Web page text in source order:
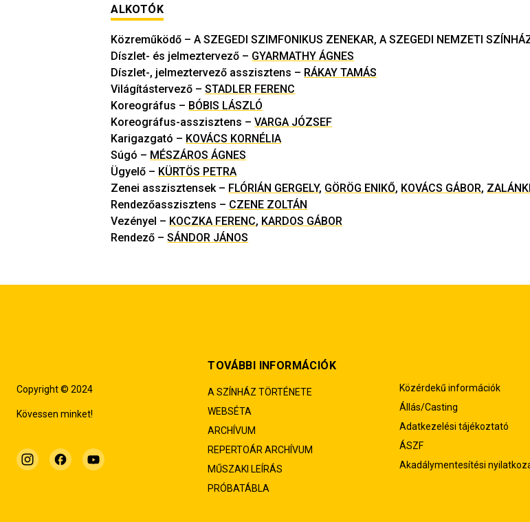
ALKOTÓK
Közreműködő –A SZEGEDI SZIMFONIKUS ZENEKAR, A SZEGEDI NEMZETI
Díszlet- és jelmeztervező – GYARMATHY ÁGNES
Díszlet-, jelmeztervező asszisztens – RÁKAY TAMÁS
Világítástervező –STADLER FERENC
Koreográfus – BÓBIS LÁSZLÓ
Koreográfus-asszisztens –VARGA JÓZSEF
Karigazgató – KOVÁCS KORNÉLIA
Súgó – MÉSZÁROS ÁGNES
Ügyelő – KÜRTÖS PETRA
Zenei asszisztensek– FLÓRIÁN GERGELY, GÖRÖG ENIKŐ, KOVÁCS GÁBOR,
Rendezőasszisztens – CZENE ZOLTÁN
Vezényel – KOCZKA FERENC, KARDOS GÁBOR
Rendező –SÁNDOR JÁNOS
Copyright © 2024
Kövessen minket!
TOVÁBBI INFORMÁCIÓK
A SZÍNHÁZ TÖRTÉNETE
WEBSÉTA
ARCHÍVUM
REPERTOÁR ARCHÍVUM
MŰSZAKI LEÍRÁS
PRÓBATÁBLA
Közérdekű információk
Állás/Casting
Adatkezelési tájékoztató
ÁSZF
Akadálymentesítési